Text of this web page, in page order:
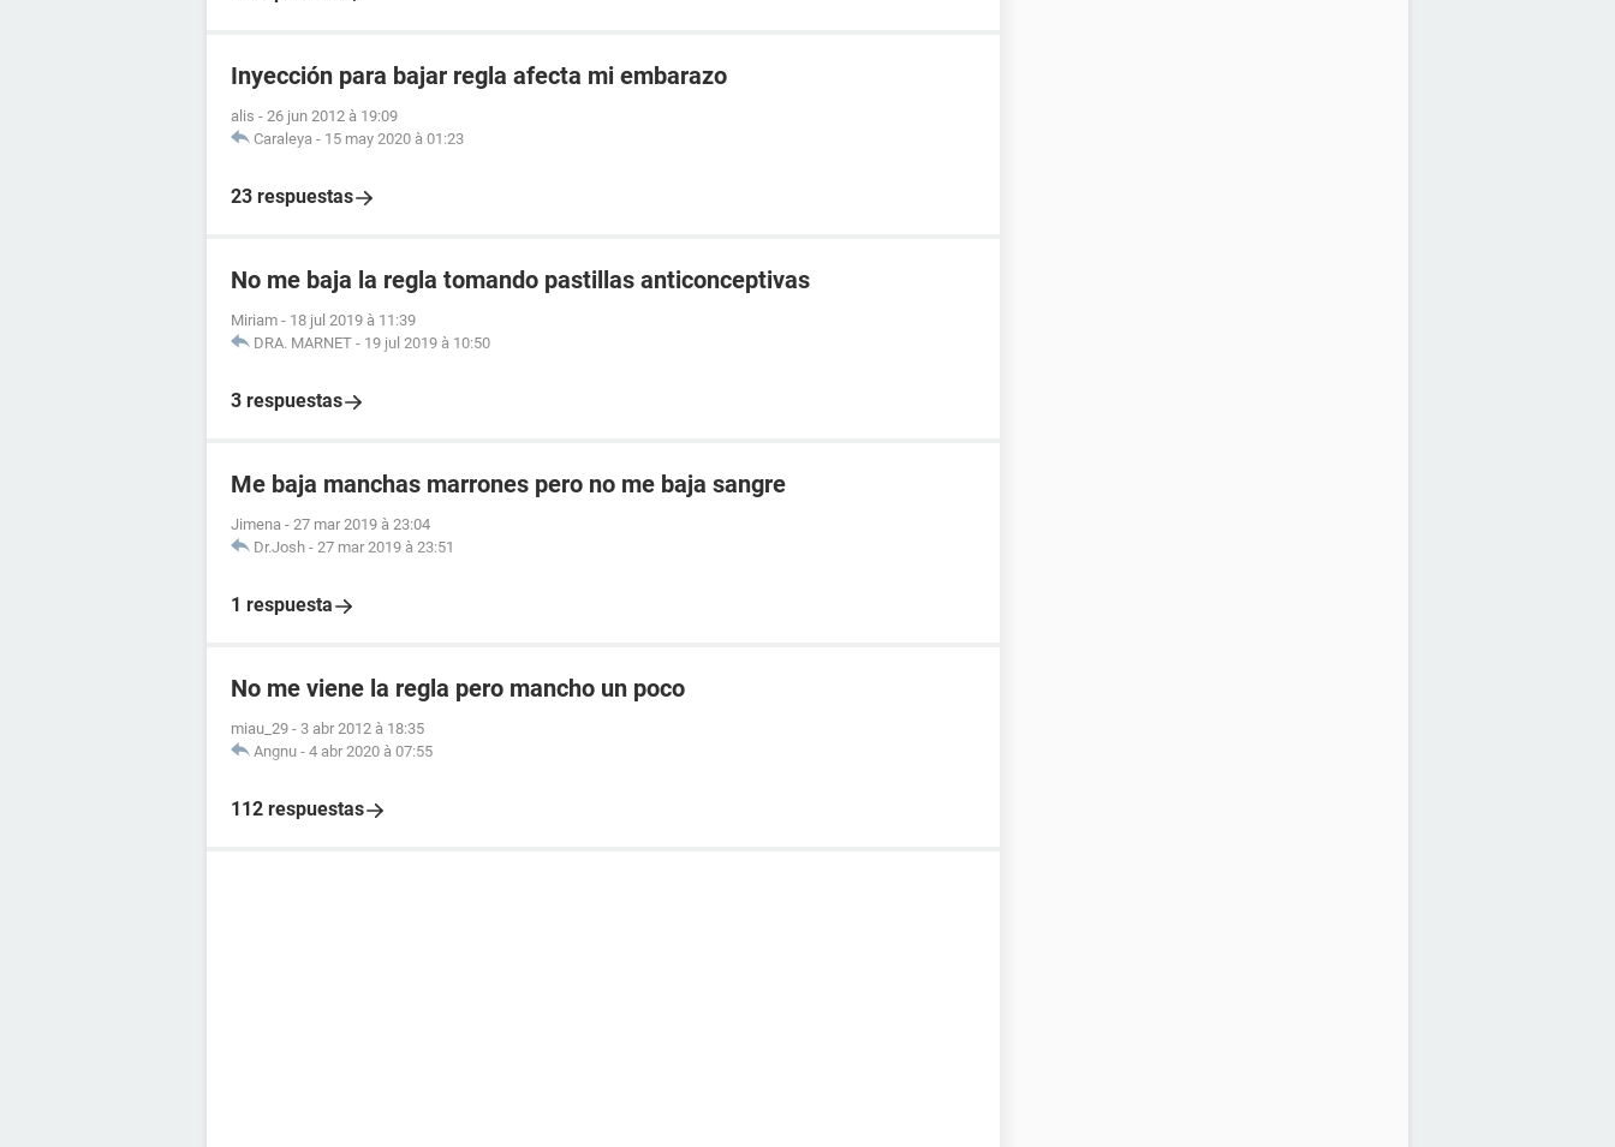
Inyección para bajar regla afecta mi embarazo
alis - 26 jun 2012 à 19:09
Caraleya - 15 may 2020 à 01:23
23 respuestas
No me baja la regla tomando pastillas anticonceptivas
Miriam - 18 jul 2019 à 11:39
DRA. MARNET - 19 jul 2019 à 10:50
3 respuestas
Me baja manchas marrones pero no me baja sangre
Jimena - 27 mar 2019 à 23:04
Dr.Josh - 27 mar 2019 à 23:51
1 respuesta
No me viene la regla pero mancho un poco
miau_29 - 3 abr 2012 à 18:35
Angnu - 4 abr 2020 à 07:55
112 respuestas